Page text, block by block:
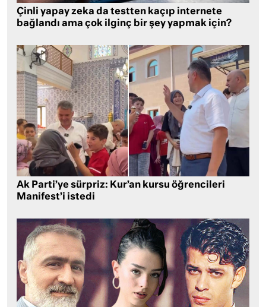
Çinli yapay zeka da testten kaçıp internete
bağlandı ama çok ilginç bir şey yapmak için?
Ak Parti’ye sürpriz: Kur’an kursu öğrencileri
Manifest’i istedi